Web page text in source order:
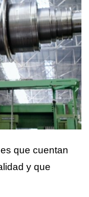
que cuentan
y que